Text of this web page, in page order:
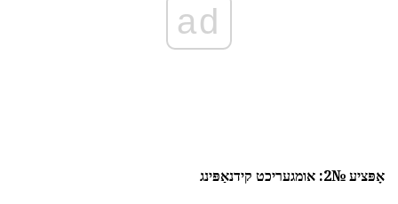
ad
אָפּציע №2: אומגעריכט קידנאַפּינג